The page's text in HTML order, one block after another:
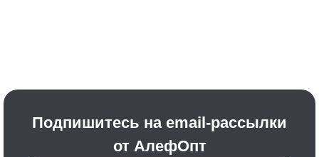
Подпишитесь на email-рассылки
от АлефОпт